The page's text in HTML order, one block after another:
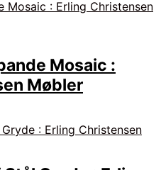
Mosaic :
Møbler